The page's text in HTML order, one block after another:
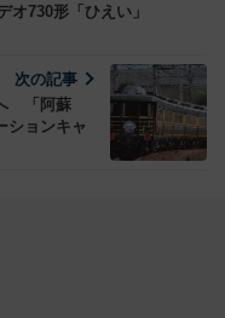
オ730形「ひえい」
次の記事
「阿蘇
ョンキャ